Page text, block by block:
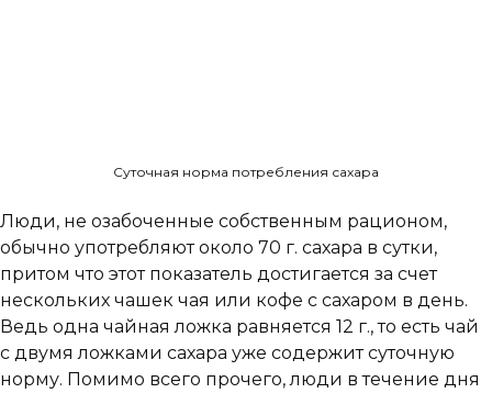
Суточная норма потребления сахара
Люди, не озабоченные собственным рационом,
обычно употребляют около 70 г. сахара в сутки,
притом что этот показатель достигается за счет
нескольких чашек чая или кофе с сахаром в день.
Ведь одна чайная ложка равняется 12 г., то есть чай
с двумя ложками сахара уже содержит суточную
норму. Помимо всего прочего, люди в течение дня